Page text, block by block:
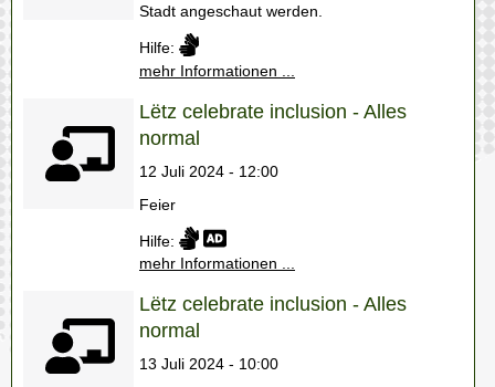
Stadt angeschaut werden.
Hilfe:
mehr Informationen ...
Lëtz celebrate inclusion - Alles
normal
12 Juli 2024 - 12:00
Feier
Hilfe:
mehr Informationen ...
Lëtz celebrate inclusion - Alles
normal
13 Juli 2024 - 10:00